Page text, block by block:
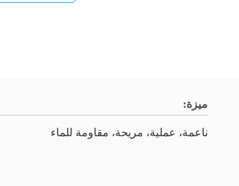
ميزة:
ناعمة، عملية، مريحة، مقاومة للماء